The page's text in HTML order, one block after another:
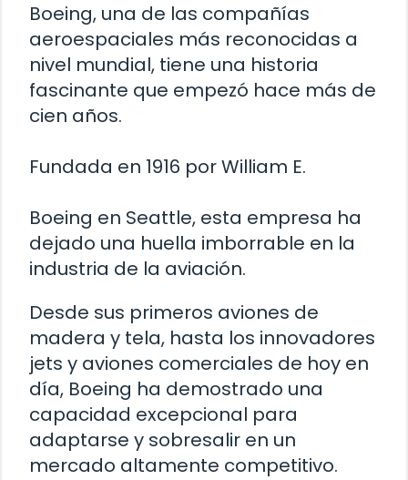
Boeing, una de las compañías
aeroespaciales más reconocidas a
nivel mundial, tiene una historia
fascinante que empezó hace más de
cien años.
Fundada en 1916 por William E.
Boeing en Seattle, esta empresa ha
dejado una huella imborrable en la
industria de la aviación.
Desde sus primeros aviones de
madera y tela, hasta los innovadores
jets y aviones comerciales de hoy en
día, Boeing ha demostrado una
capacidad excepcional para
adaptarse y sobresalir en un
mercado altamente competitivo.